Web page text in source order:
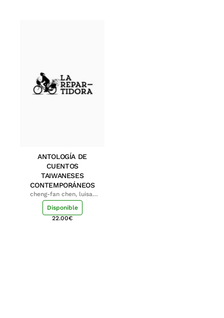
ANTOLOGÍA DE
CUENTOS
TAIWANESES
CONTEMPORÁNEOS
cheng-fan chen, luisa;
shu-ying chang, luisa
Disponible
22.00€